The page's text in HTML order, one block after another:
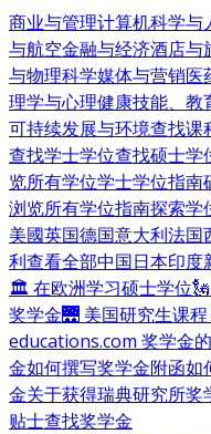
商业与管理计算机科学与
与航空金融与经济酒店与
与物理科学媒体与营销医
理学与心理健康技能、教
可持续发展与环境查找课
查找学士学位查找硕士学
览所有学位学士学位指南
浏览所有学位指南探索学
美國英国德国意大利法国
利查看全部中国日本印度
🏛 在欧洲学习硕士学位
奖学金🌉 美国研究生课程
educations.com 奖学金
金如何撰写奖学金附函如
金关于获得瑞典研究所奖
贴士查找奖学金